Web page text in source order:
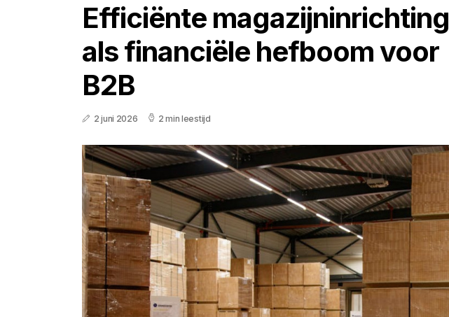
Efficiënte magazijninrichting
als financiële hefboom voor
B2B
2 juni 2026 2 min leestijd